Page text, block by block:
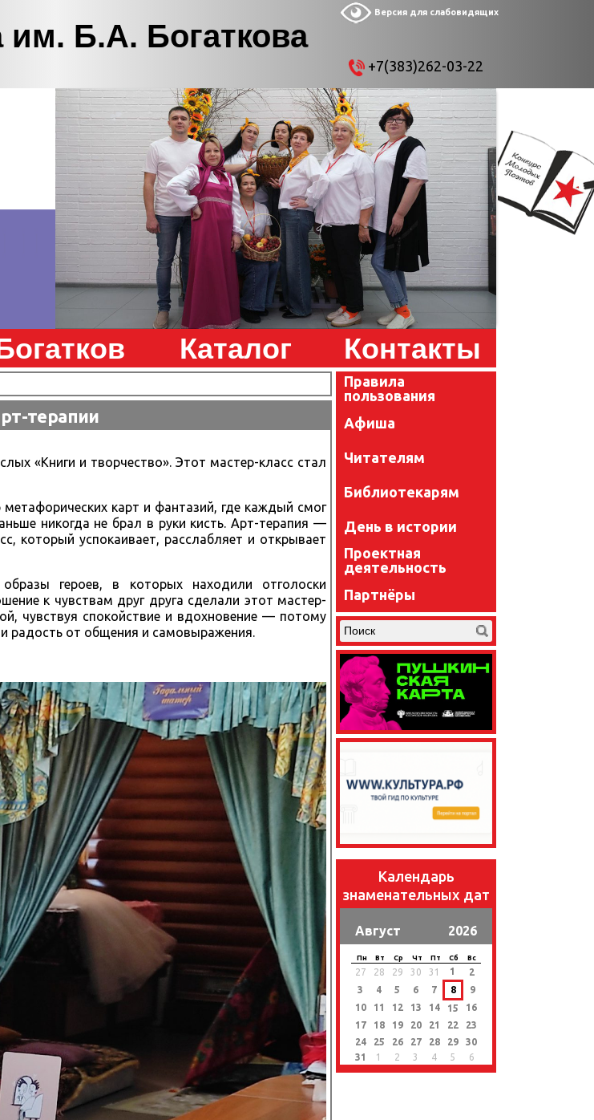
им. Б.А. Богаткова
Версия для слабовидящих
+7(383)262-03-22
Каталог Контакты
терапии
«Книги и творчество». Этот мастер-класс стал
метафорических карт и фантазий, где каждый смог
никогда не брал в руки кисть. Арт-терапия —
который успокаивает, расслабляет и открывает
героев, в которых находили отголоски
к чувствам друг друга сделали этот мастер-
чувствуя спокойствие и вдохновение — потому
и радость от общения и самовыражения.
Правила
пользования
Афиша
Читателям
Библиотекарям
День в истории
Проектная
деятельность
Партнёры
Календарь
знаменательных дат
Август 2026
Пн Вт Ср Чт Пт Сб Вс
27 28 29 30 31 1
2
3
4 5 6 7 8
9
10
11 12 13 14 15
16
17
18 19 20 21 22
23
24
25 26 27 28 29
30
31
1 2 3 4 5 6